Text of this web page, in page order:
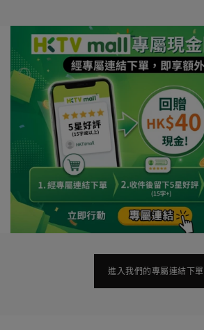
進入我們的專屬連結下單